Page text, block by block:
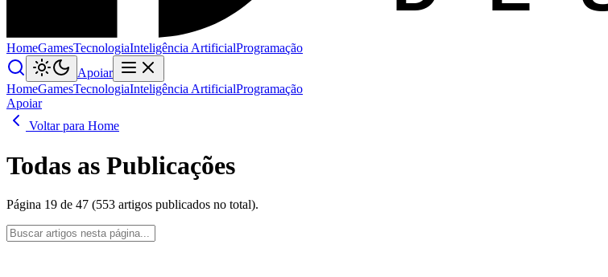
HomeGamesTecnologiaInteligência ArtificialProgramação
Apoiar
HomeGamesTecnologiaInteligência ArtificialProgramação
Apoiar
Voltar para Home
Todas as Publicações
Página 19 de 47 (553 artigos publicados no total).